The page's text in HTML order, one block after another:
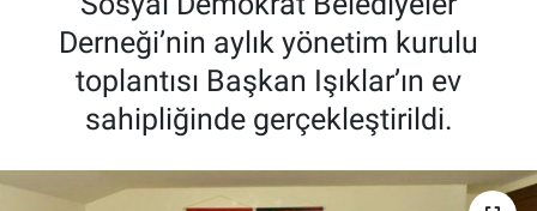
Derneği’nin aylık yönetim kurulu
toplantısı Başkan Işıklar’ın ev
sahipliğinde gerçekleştirildi.
Polemik
Süper Lig Puan Durumu ve Fikstür
Tüm Manşetler
Son Dakika Haberleri
Haber Arşivi